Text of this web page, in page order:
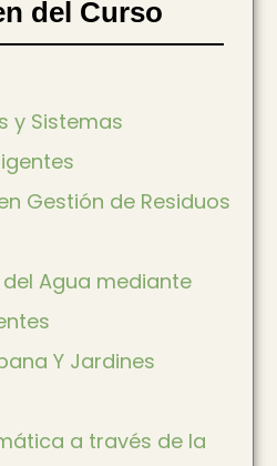
del Curso
y Sistemas
Gestión de Residuos
Agua mediante
Y Jardines
a través de la